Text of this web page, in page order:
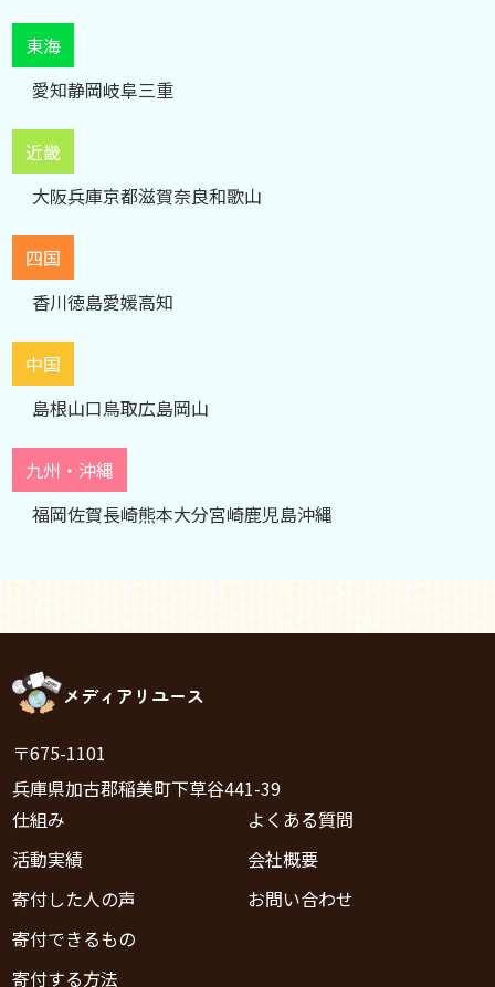
東海
愛知静岡岐阜三重
近畿
大阪兵庫京都滋賀奈良和歌山
四国
香川徳島愛媛高知
中国
島根山口鳥取広島岡山
九州・沖縄
福岡佐賀長崎熊本大分宮崎鹿児島沖縄
メディアリユース
〒675-1101
兵庫県加古郡稲美町下草谷441-39
仕組み
活動実績
寄付した人の声
寄付できるもの
寄付する方法
よくある質問
会社概要
お問い合わせ